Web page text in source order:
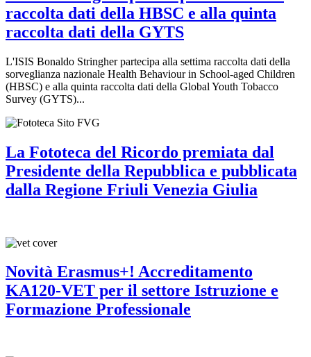
raccolta dati della HBSC e alla quinta
raccolta dati della GYTS
L'ISIS Bonaldo Stringher partecipa alla settima raccolta dati della
sorveglianza nazionale Health Behaviour in School-aged Children
(HBSC) e alla quinta raccolta dati della Global Youth Tobacco
Survey (GYTS)...
La Fototeca del Ricordo premiata dal
Presidente della Repubblica e pubblicata
dalla Regione Friuli Venezia Giulia
Novità Erasmus+! Accreditamento
KA120-VET per il settore Istruzione e
Formazione Professionale